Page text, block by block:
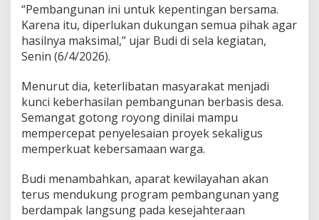
e
m
a
r
i
a
n
E
k
n
o
m
“Pembangunan ini untuk kepentingan bersama.
Karena itu, diperlukan dukungan semua pihak agar
hasilnya maksimal,” ujar Budi di sela kegiatan,
Senin (6/4/2026).
Menurut dia, keterlibatan masyarakat menjadi
kunci keberhasilan pembangunan berbasis desa.
Semangat gotong royong dinilai mampu
mempercepat penyelesaian proyek sekaligus
memperkuat kebersamaan warga.
Budi menambahkan, aparat kewilayahan akan
terus mendukung program pembangunan yang
berdampak langsung pada kesejahteraan